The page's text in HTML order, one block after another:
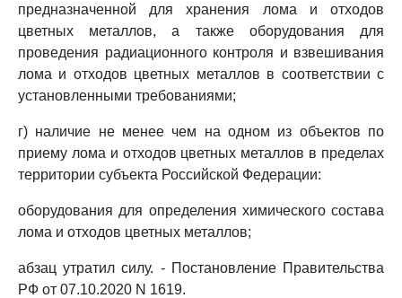
предназначенной для хранения лома и отходов
цветных металлов, а также оборудования для
проведения радиационного контроля и взвешивания
лома и отходов цветных металлов в соответствии с
установленными требованиями;
г) наличие не менее чем на одном из объектов по
приему лома и отходов цветных металлов в пределах
территории субъекта Российской Федерации:
оборудования для определения химического состава
лома и отходов цветных металлов;
абзац утратил силу. - Постановление Правительства
РФ от 07.10.2020 N 1619.